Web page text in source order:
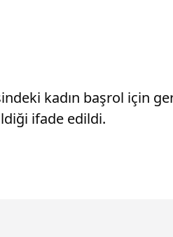
kadın başrol için
ifade edildi.